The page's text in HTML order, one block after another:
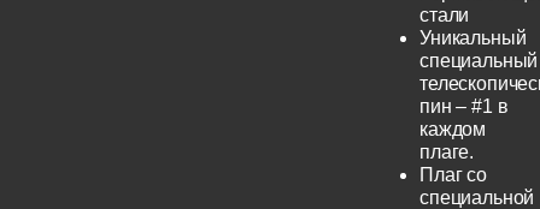
стали
Уникальный
специальный
пин – #1 в
каждом
плаге.
Плаг со
специальной